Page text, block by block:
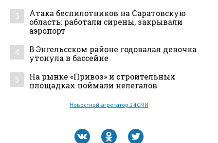
3
Атака беспилотников на Саратовскую
область: работали сирены, закрывали
аэропорт
4
В Энгельсском районе годовалая девочка
утонула в бассейне
5
На рынке «Привоз» и строительных
площадках поймали нелегалов
Новостной агрегатор 24СМИ